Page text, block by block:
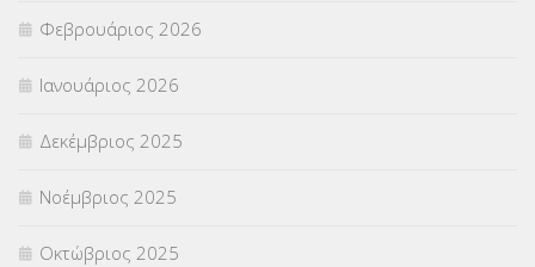
Φεβρουάριος 2026
Ιανουάριος 2026
Δεκέμβριος 2025
Νοέμβριος 2025
Οκτώβριος 2025